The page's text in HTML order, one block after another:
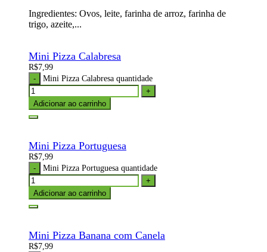
Ingredientes: Ovos, leite, farinha de arroz, farinha de
trigo, azeite,...
Mini Pizza Calabresa
R$7,99
Mini Pizza Calabresa quantidade
Adicionar ao carrinho
Mini Pizza Portuguesa
R$7,99
Mini Pizza Portuguesa quantidade
Adicionar ao carrinho
Mini Pizza Banana com Canela
R$7,99